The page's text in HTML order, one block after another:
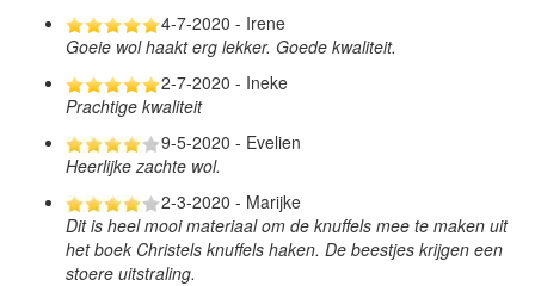
4-7-2020 - Irene
Goeie wol haakt erg lekker. Goede kwaliteit.
2-7-2020 - Ineke
Prachtige kwaliteit
9-5-2020 - Evelien
Heerlijke zachte wol.
2-3-2020 - Marijke
Dit is heel mooi materiaal om de knuffels mee te maken uit
het boek Christels knuffels haken. De beestjes krijgen een
stoere uitstraling.